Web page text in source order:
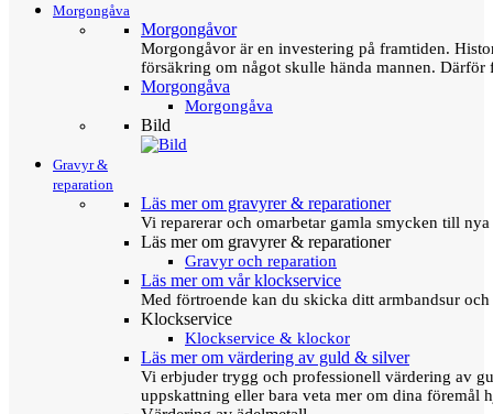
Morgongåva
Morgongåvor
Morgongåvor är en investering på framtiden.
försäkring om något skulle hända mannen.
Morgongåva
Morgongåva
Bild
Gravyr &
reparation
Läs mer om gravyrer & reparationer
Vi reparerar och omarbetar gamla smycken till
Läs mer om gravyrer & reparationer
Gravyr och reparation
Läs mer om vår klockservice
Med förtroende kan du skicka ditt armbandsur
Klockservice
Klockservice & klockor
Läs mer om värdering av guld & silver
Vi erbjuder trygg och professionell värdering av
uppskattning eller bara veta mer om dina föremål